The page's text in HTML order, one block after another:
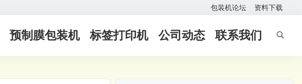
包装机论坛 资料下载
预制膜包装机 标签打印机 公司动态 联系我们